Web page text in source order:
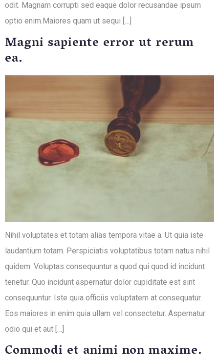
odit. Magnam corrupti sed eaque dolor recusandae ipsum
optio enim.Maiores quam ut sequi […]
Magni sapiente error ut rerum
ea.
Nihil voluptates et totam alias tempora vitae a. Ut quia iste
laudantium totam. Perspiciatis voluptatibus totam natus nihil
quidem. Voluptas consequuntur a quod qui quod id incidunt
tenetur. Quo incidunt aspernatur dolor cupiditate est sint
consequuntur. Iste quia officiis voluptatem at consequatur.
Eos maiores in enim quia ullam vel consectetur. Aspernatur
odio qui et aut […]
Commodi et animi non maxime.